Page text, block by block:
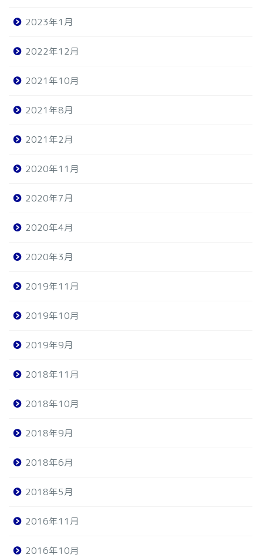
2023年1月
2022年12月
2021年10月
2021年8月
2021年2月
2020年11月
2020年7月
2020年4月
2020年3月
2019年11月
2019年10月
2019年9月
2018年11月
2018年10月
2018年9月
2018年6月
2018年5月
2016年11月
2016年10月